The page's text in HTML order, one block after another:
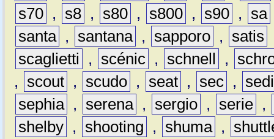
s70 , s8 , s80 , s800 , s90 , sa
santa , santana , sapporo , satis
scaglietti
, scénic , schnell ,
,
scout , scudo , seat , sec ,
sephia , serena , sergio , serie ,
shelby , shooting , shuma ,